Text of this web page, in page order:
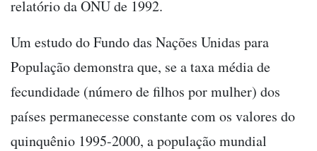
relatório da ONU de 1992.
Um estudo do Fundo das Nações Unidas para
População demonstra que, se a taxa média de
fecundidade (número de filhos por mulher) dos
países permanecesse constante com os valores do
quinquênio 1995-2000, a população mundial